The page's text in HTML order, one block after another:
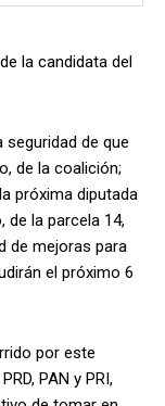
la candidata del
seguridad de que
de la coalición;
próxima diputada
de la parcela 14,
de mejoras para
el próximo 6
por este
PAN y PRI,